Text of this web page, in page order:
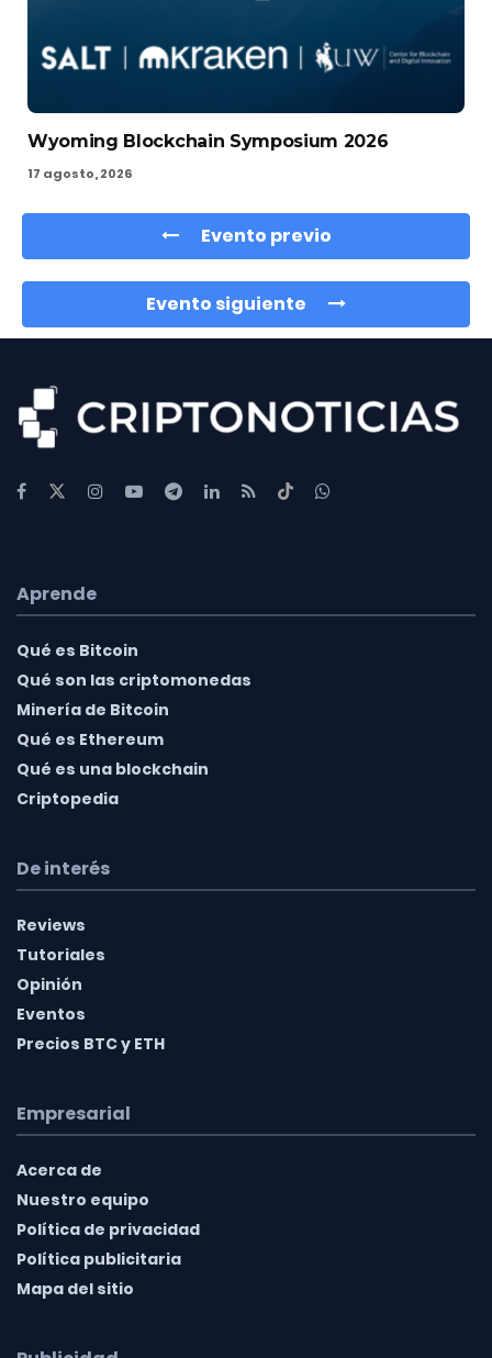
17 agosto, 2026
Wyoming Blockchain Symposium 2026
Evento previo
Evento siguiente
Aprende
Qué es Bitcoin
Qué son las criptomonedas
Minería de Bitcoin
Qué es Ethereum
Qué es una blockchain
Criptopedia
De interés
Reviews
Tutoriales
Opinión
Eventos
Precios BTC y ETH
Empresarial
Acerca de
Nuestro equipo
Política de privacidad
Política publicitaria
Mapa del sitio